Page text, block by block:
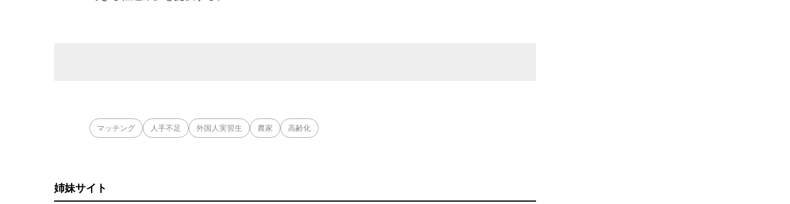
マッチング 人手不足 外国人実習生 農家 高齢化
姉妹サイト